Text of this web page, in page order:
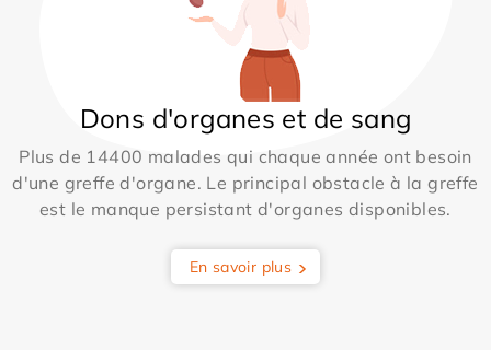
Dons d'organes et de sang
Plus de 14400 malades qui chaque année ont besoin
d'une greffe d'organe. Le principal obstacle à la greffe
est le manque persistant d'organes disponibles.
En savoir plus